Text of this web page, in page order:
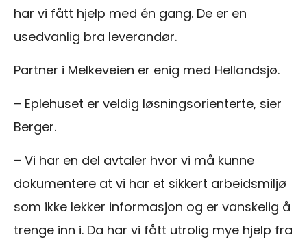
har vi fått hjelp med én gang. De er en
usedvanlig bra leverandør.
Partner i Melkeveien er enig med Hellandsjø.
– Eplehuset er veldig løsningsorienterte, sier
Berger.
– Vi har en del avtaler hvor vi må kunne
dokumentere at vi har et sikkert arbeidsmiljø
som ikke lekker informasjon og er vanskelig å
trenge inn i. Da har vi fått utrolig mye hjelp fra